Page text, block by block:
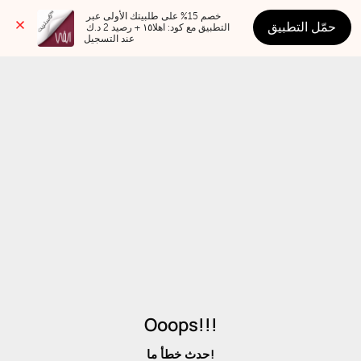
عند التسجيل
حمّل التطبيق
Ooops!!!
حدث خطأ ما!